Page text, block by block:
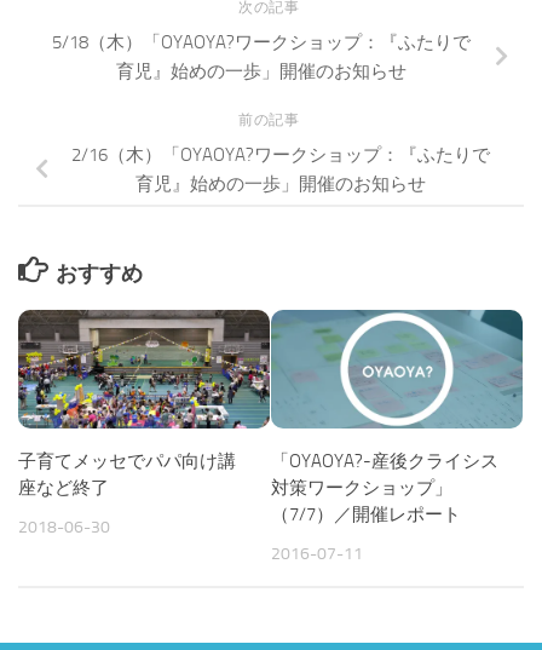
次の記事
5/18（木）「OYAOYA?ワークショップ：『ふたりで
育児』始めの一歩」開催のお知らせ
前の記事
2/16（木）「OYAOYA?ワークショップ：『ふたりで
育児』始めの一歩」開催のお知らせ
おすすめ
子育てメッセでパパ向け講
座など終了
2018-06-30
「OYAOYA?-産後クライシス
対策ワークショップ」
（7/7）／開催レポート
2016-07-11